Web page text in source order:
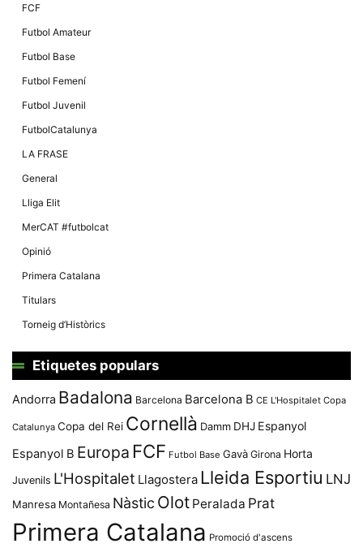
FCF
Futbol Amateur
Futbol Base
Futbol Femení
Futbol Juvenil
FutbolCatalunya
LA FRASE
General
Lliga Elit
MerCAT #futbolcat
Opinió
Primera Catalana
Titulars
Torneig d’Històrics
Etiquetes populars
Andorra Badalona Barcelona Barcelona B CE L'Hospitalet Copa
Catalunya Copa del Rei Cornellà Damm DHJ Espanyol
Espanyol B Europa FCF Futbol Base Gavà Girona Horta
Juvenils L'Hospitalet Llagostera Lleida Esportiu LNJ
Manresa Montañesa Nàstic Olot Peralada Prat
Primera Catalana Promoció d'ascens